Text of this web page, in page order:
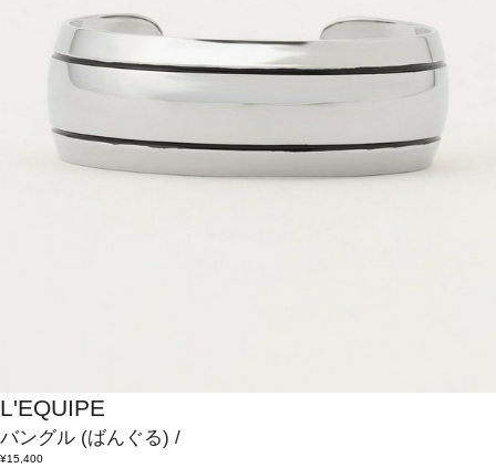
L'EQUIPE
バングル (ばんぐる) /
¥15,400